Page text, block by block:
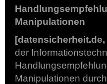
Manipulationen
[datensicherheit.de,
der
Manipulationen